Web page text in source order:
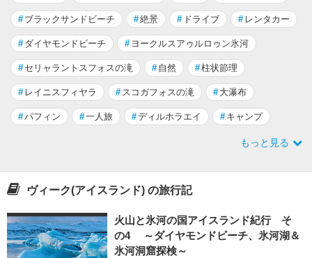
# ブラックサンドビーチ #絶景 # ドライブ # レンタカー
# ダイヤモンドビーチ # ヨークルスアゥルロゥン氷河
# セリャラントスフォスの滝 # 自然 #柱状節理
# レイニスフィヤラ # スコガフォスの滝 # 大瀑布
#パフィン #一人旅 #ディルホラエイ # キャンプ
もっと見る
ヴィーク(アイスランド) の旅行記
火山と氷河の国アイスランド紀行 そ
の4 ～ダイヤモンドビーチ、氷河湖＆
氷河洞窟探検～